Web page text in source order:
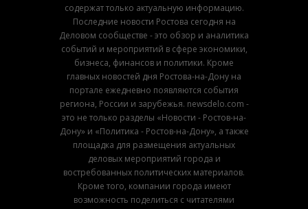
содержат только актуальную информацию.
Последние новости Ростова сегодня на
Деловом сообществе - это обзор и аналитика
событий и мероприятий в сфере экономики,
бизнеса, финансов и политики. Кроме
главных новостей дня Ростова-на-Дону на
портале ежедневно появляются события
региона, России и зарубежья. newsdelo.com -
это не только разделы «Новости - Ростов-на-
Дону» и «Политика - Ростов-на-Дону», а также
площадка для размещения актуальных
деловых мероприятий города и
востребованных политических материалов.
Кроме того, компании города имеют
возможность поделиться с читателями